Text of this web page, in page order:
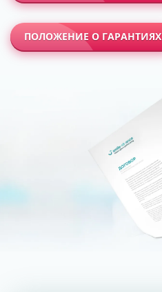
ПОЛОЖЕНИЕ О ГАРАНТИЯХ